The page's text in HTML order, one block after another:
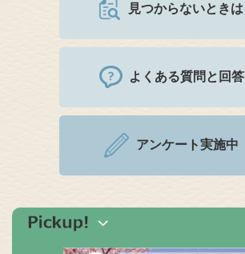
見つからないときは
よくある質問と回答
アンケート実施中